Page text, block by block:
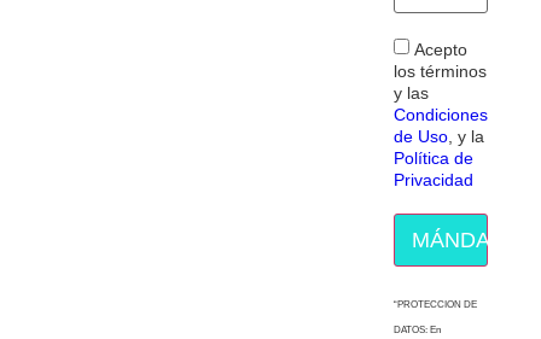
Acepto
los términos
y las
Condiciones
de Uso , y la
Política de
Privacidad
MÁNDAME
“PROTECCION DE
DATOS: En